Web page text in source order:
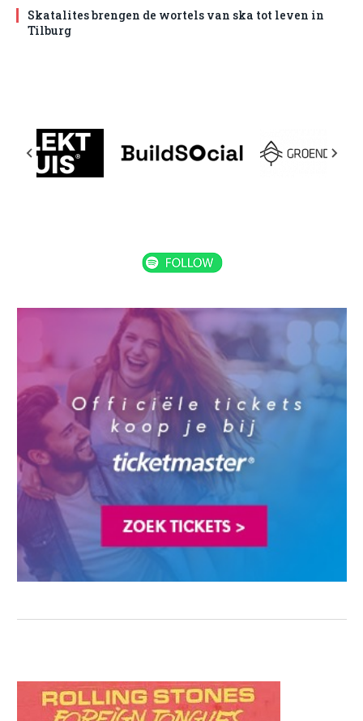
Skatalites brengen de wortels van ska tot leven in
Tilburg